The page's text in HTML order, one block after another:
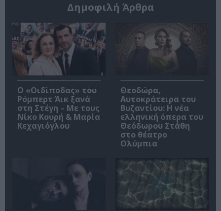
Δημοφιλή Άρθρα
O «Οιδίποδας» του
Ρόμπερτ Άικ ξανά
στη Στέγη – Με τους
Νίκο Κουρή & Μαρία
Κεχαγιόγλου
Θεοδώρα,
Αυτοκράτειρα του
Βυζαντίου: Η νέα
ελληνική όπερα του
Θεόδωρου Στάθη
στο θέατρο
Ολύμπια